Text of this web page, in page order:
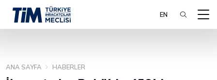
EN
ANA SAYFA HABERLER